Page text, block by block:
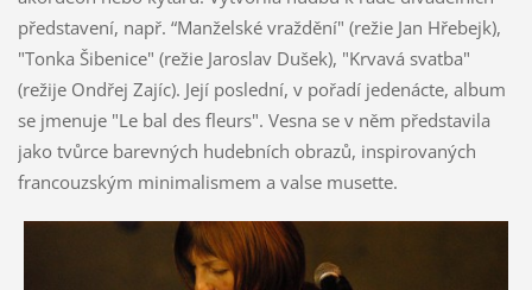
představení, např. “Manželské vraždění" (režie Jan Hřebejk),
"Tonka Šibenice" (režie Jaroslav Dušek), "Krvavá svatba"
(režije Ondřej Zajíc). Její poslední, v pořadí jedenácte, album
se jmenuje "Le bal des fleurs". Vesna se v něm představila
jako tvůrce barevných hudebních obrazů, inspirovaných
francouzským minimalismem a valse musette.